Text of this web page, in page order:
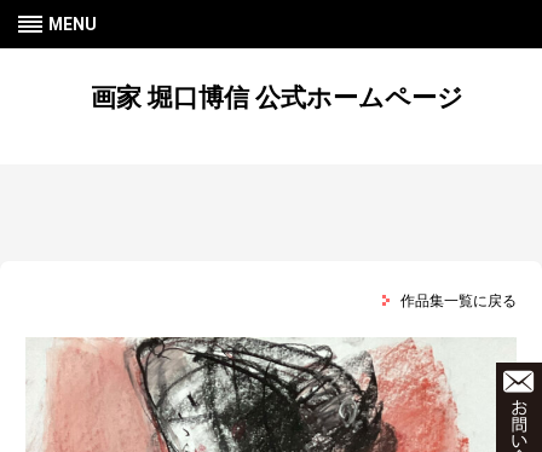
MENU
画家 堀口博信 公式ホームページ
作品集一覧に戻る